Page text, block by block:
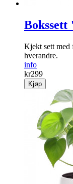
Kjekt sett med
hverandre.
info
kr299
Kjøp